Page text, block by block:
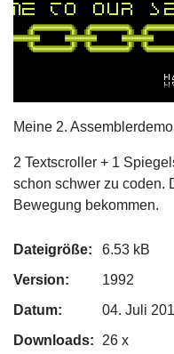
Meine 2.
2 Textscroller + 1
schon schwer zu coden.
Bewegung bekommen.
Dateigröße:
6.53 kB
Version:
1992
Datum:
04. Juli
Downloads:
26 x